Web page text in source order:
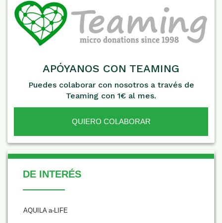
APÓYANOS CON TEAMING
Puedes colaborar con nosotros a través de
Teaming con 1€ al mes.
QUIERO COLABORAR
De Interés
DE INTERÉS
AQUILA a-LIFE